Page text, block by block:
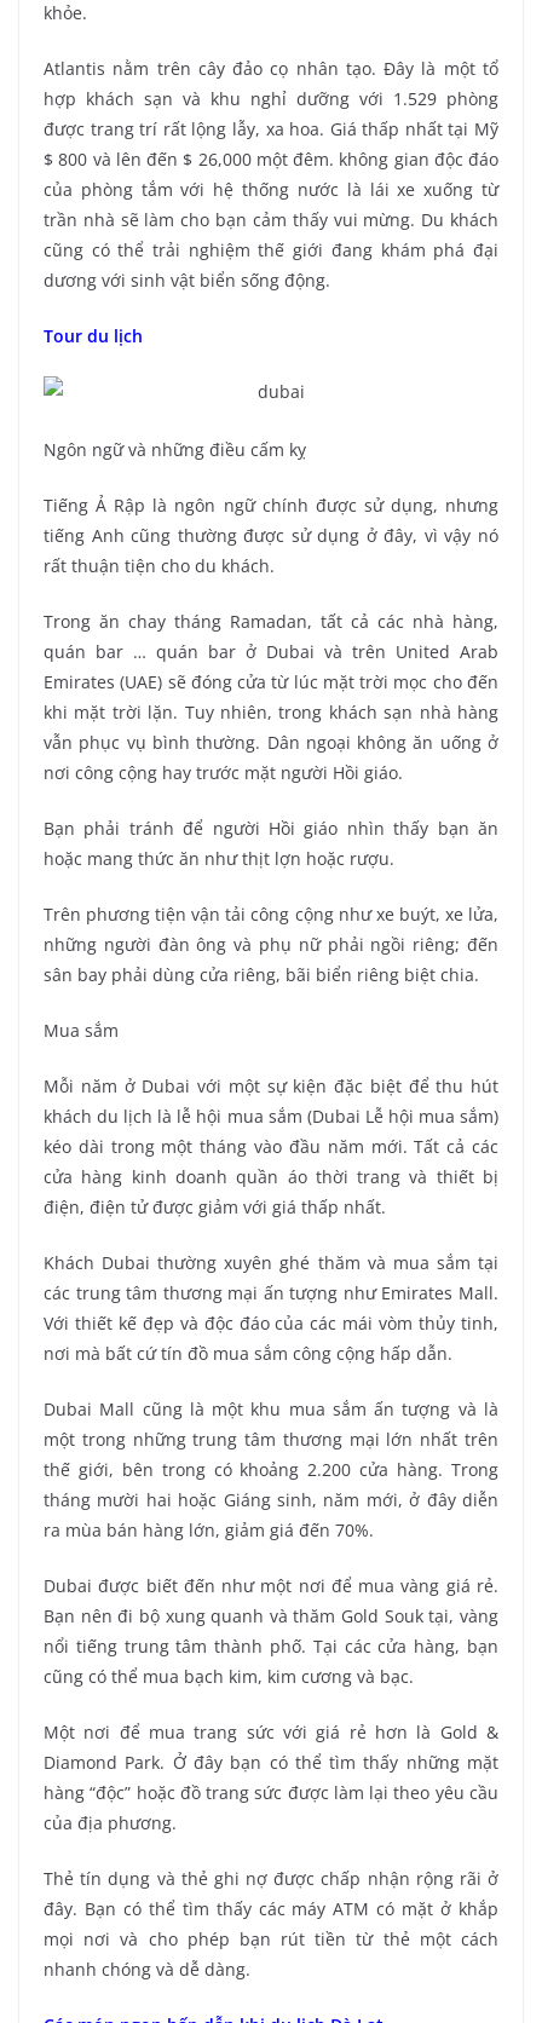
khỏe.
Atlantis nằm trên cây đảo cọ nhân tạo. Đây là một tổ
hợp khách sạn và khu nghỉ dưỡng với 1.529 phòng
được trang trí rất lộng lẫy, xa hoa. Giá thấp nhất tại Mỹ
$ 800 và lên đến $ 26,000 một đêm. không gian độc đáo
của phòng tắm với hệ thống nước là lái xe xuống từ
trần nhà sẽ làm cho bạn cảm thấy vui mừng. Du khách
cũng có thể trải nghiệm thế giới đang khám phá đại
dương với sinh vật biển sống động.
Tour du lịch
Ngôn ngữ và những điều cấm kỵ
Tiếng Ả Rập là ngôn ngữ chính được sử dụng, nhưng
tiếng Anh cũng thường được sử dụng ở đây, vì vậy nó
rất thuận tiện cho du khách.
Trong ăn chay tháng Ramadan, tất cả các nhà hàng,
quán bar … quán bar ở Dubai và trên United Arab
Emirates (UAE) sẽ đóng cửa từ lúc mặt trời mọc cho đến
khi mặt trời lặn. Tuy nhiên, trong khách sạn nhà hàng
vẫn phục vụ bình thường. Dân ngoại không ăn uống ở
nơi công cộng hay trước mặt người Hồi giáo.
Bạn phải tránh để người Hồi giáo nhìn thấy bạn ăn
hoặc mang thức ăn như thịt lợn hoặc rượu.
Trên phương tiện vận tải công cộng như xe buýt, xe lửa,
những người đàn ông và phụ nữ phải ngồi riêng; đến
sân bay phải dùng cửa riêng, bãi biển riêng biệt chia.
Mua sắm
Mỗi năm ở Dubai với một sự kiện đặc biệt để thu hút
khách du lịch là lễ hội mua sắm (Dubai Lễ hội mua sắm)
kéo dài trong một tháng vào đầu năm mới. Tất cả các
cửa hàng kinh doanh quần áo thời trang và thiết bị
điện, điện tử được giảm với giá thấp nhất.
Khách Dubai thường xuyên ghé thăm và mua sắm tại
các trung tâm thương mại ấn tượng như Emirates Mall.
Với thiết kế đẹp và độc đáo của các mái vòm thủy tinh,
nơi mà bất cứ tín đồ mua sắm công cộng hấp dẫn.
Dubai Mall cũng là một khu mua sắm ấn tượng và là
một trong những trung tâm thương mại lớn nhất trên
thế giới, bên trong có khoảng 2.200 cửa hàng. Trong
tháng mười hai hoặc Giáng sinh, năm mới, ở đây diễn
ra mùa bán hàng lớn, giảm giá đến 70%.
Dubai được biết đến như một nơi để mua vàng giá rẻ.
Bạn nên đi bộ xung quanh và thăm Gold Souk tại, vàng
nổi tiếng trung tâm thành phố. Tại các cửa hàng, bạn
cũng có thể mua bạch kim, kim cương và bạc.
Một nơi để mua trang sức với giá rẻ hơn là Gold &
Diamond Park. Ở đây bạn có thể tìm thấy những mặt
hàng “độc” hoặc đồ trang sức được làm lại theo yêu cầu
của địa phương.
Thẻ tín dụng và thẻ ghi nợ được chấp nhận rộng rãi ở
đây. Bạn có thể tìm thấy các máy ATM có mặt ở khắp
mọi nơi và cho phép bạn rút tiền từ thẻ một cách
nhanh chóng và dễ dàng.